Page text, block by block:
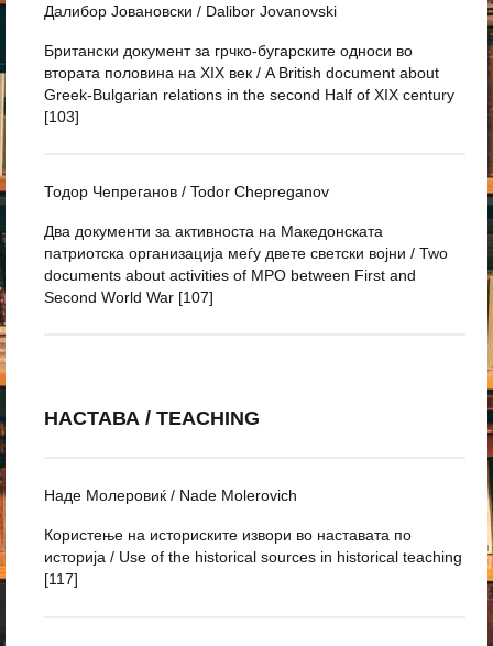
Далибор Јовановски / Dalibor Jovanovski
Британски документ за грчко-бугарските односи во
втората половина на XIX век / A British document about
Greek-Bulgarian relations in the second Half of XIX century
[103]
Тодор Чепреганов / Todor Chepreganov
Два документи за активноста на Македонската
патриотска организација меѓу двете светски војни / Two
documents about activities of MPO between First and
Second World War [107]
НАСТАВА / TEACHING
Наде Молеровиќ / Nade Molerovich
Користење на историските извори во наставата по
историја / Use of the historical sources in historical teaching
[117]